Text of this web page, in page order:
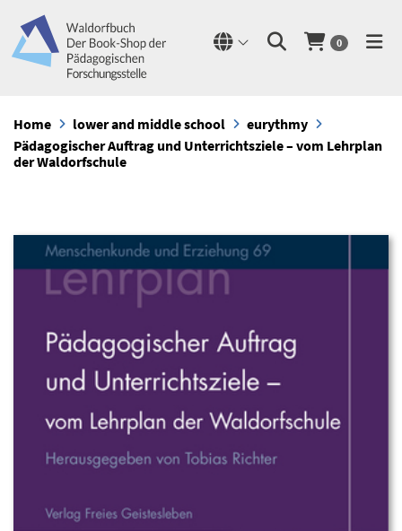
0
Home lower and middle school
eurythmy
Pädagogischer Auftrag und Unterrichtsziele – vom Lehrplan
der Waldorfschule